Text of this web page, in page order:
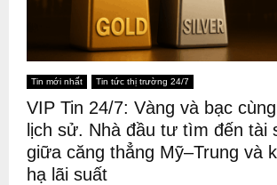
Tin mới nhất Tin tức thị trường 24/7
VIP Tin 24/7: Vàng và bạc
lịch sử. Nhà đầu tư tìm đến tài
giữa căng thẳng Mỹ–Trung và
hạ lãi suất